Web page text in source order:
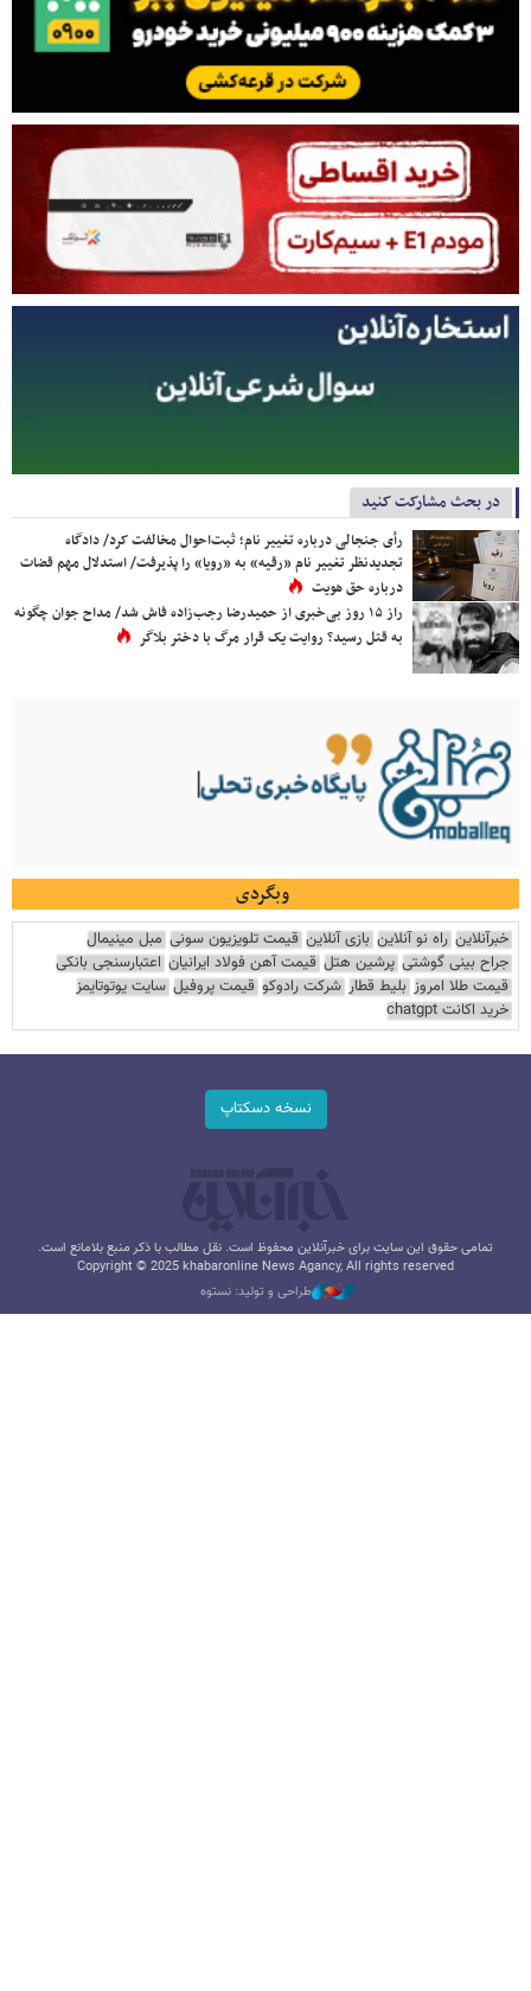
در بحث مشارکت کنید
رأی جنجالی درباره تغییر نام؛ ثبت‌احوال مخالفت کرد/ دادگاه
تجدیدنظر تغییر نام «رقیه» به «رویا» را پذیرفت/ استدلال مهم قضات
درباره حق هویت
راز ۱۵ روز بی‌خبری از حمیدرضا رجب‌زاده فاش شد/ مداح جوان چگونه
به قتل رسید؟ روایت یک قرار مرگ با دختر بلاگر
وبگردی
خبرآنلاین راه نو آنلاین بازی آنلاین قیمت تلویزیون سونی مبل مینیمال
جراح بینی گوشتی پرشین هتل قیمت آهن فولاد ایرانیان اعتبارسنجی بانکی
قیمت طلا امروز بلیط قطار شرکت رادوکو قیمت پروفیل سایت یوتوتایمز
خرید اکانت chatgpt
نسخه دسکتاپ
تمامی حقوق این سایت برای خبرآنلاین محفوظ است. نقل مطالب با ذکر منبع بلامانع است.
Copyright © 2025 khabaronline News Agancy, All rights reserved
طراحی و تولید: نستوه